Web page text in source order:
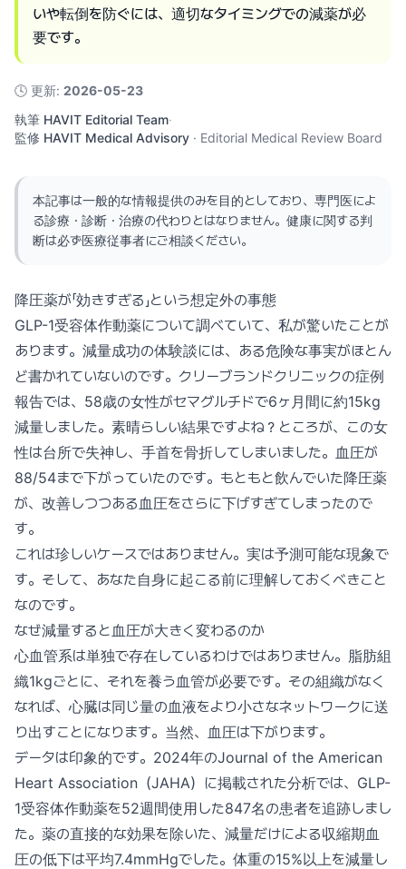
いや転倒を防ぐには、適切なタイミングでの減薬が必
要です。
🕓 更新: 2026-05-23
執筆 HAVIT Editorial Team·
監修 HAVIT Medical Advisory · Editorial Medical Review Board
本記事は一般的な情報提供のみを目的としており、専門医によ
る診療・診断・治療の代わりとはなりません。健康に関する判
断は必ず医療従事者にご相談ください。
降圧薬が「効きすぎる」という想定外の事態
GLP-1受容体作動薬について調べていて、私が驚いたことが
あります。減量成功の体験談には、ある危険な事実がほとん
ど書かれていないのです。クリーブランドクリニックの症例
報告では、58歳の女性がセマグルチドで6ヶ月間に約15kg
減量しました。素晴らしい結果ですよね？ところが、この女
性は台所で失神し、手首を骨折してしまいました。血圧が
88/54まで下がっていたのです。もともと飲んでいた降圧薬
が、改善しつつある血圧をさらに下げすぎてしまったので
す。
これは珍しいケースではありません。実は予測可能な現象で
す。そして、あなた自身に起こる前に理解しておくべきこと
なのです。
なぜ減量すると血圧が大きく変わるのか
心血管系は単独で存在しているわけではありません。脂肪組
織1kgごとに、それを養う血管が必要です。その組織がなく
なれば、心臓は同じ量の血液をより小さなネットワークに送
り出すことになります。当然、血圧は下がります。
データは印象的です。2024年のJournal of the American
Heart Association（JAHA）に掲載された分析では、GLP-
1受容体作動薬を52週間使用した847名の患者を追跡しまし
た。薬の直接的な効果を除いた、減量だけによる収縮期血
圧の低下は平均7.4mmHgでした。体重の15%以上を減量し